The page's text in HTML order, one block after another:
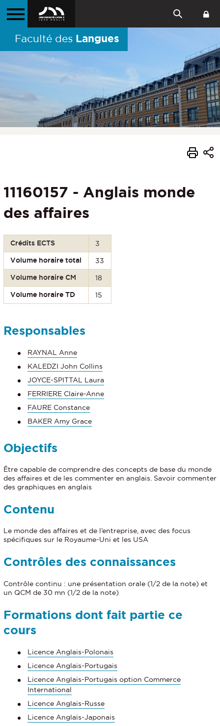
Faculté des Langues
11160157 - Anglais monde
des affaires
Crédits ECTS 3
Volume horaire total 33
Volume horaire CM 18
Volume horaire TD 15
Responsables
RAYNAL Anne
KALEDZI John Collins
JOYCE-SPITTAL Laura
FERRIERE Claire-Anne
FAURE Constance
BAKER Amy Grace
Objectifs
Être capable de comprendre des concepts de base du monde
des affaires et de les commenter en anglais. Savoir commenter
des graphiques en anglais
Contenu
Le monde des affaires et de l’entreprise, avec des focus
spécifiques sur le Royaume-Uni et les USA
Contrôles des connaissances
Contrôle continu : une présentation orale (1/2 de la note) et
un QCM de 30 mn (1/2 de la note)
Formations dont fait partie ce
cours
Licence Anglais-Polonais
Licence Anglais-Portugais
Licence Anglais-Portugais option Commerce
International
Licence Anglais-Russe
Licence Anglais-Japonais